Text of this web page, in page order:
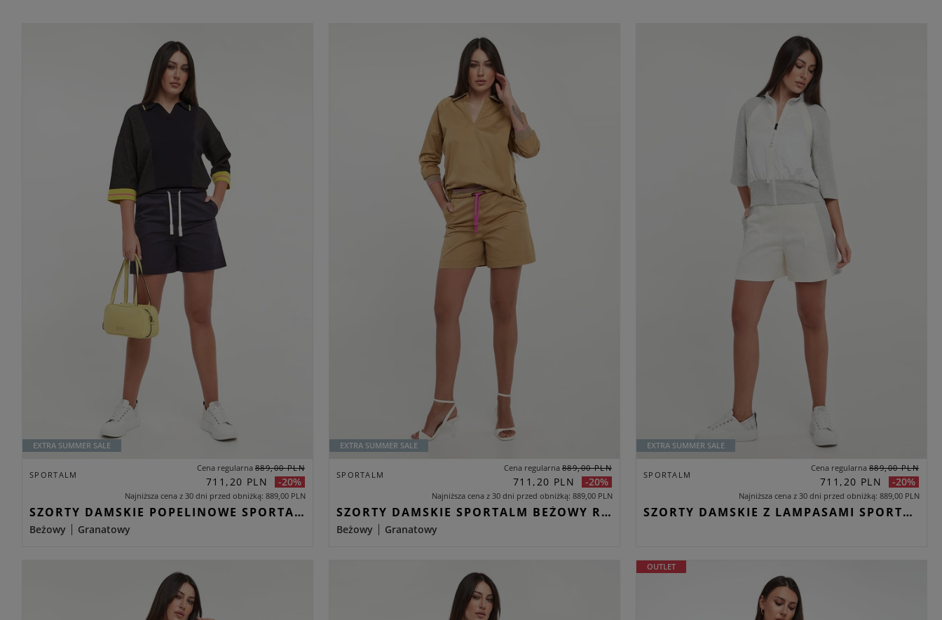
EXTRA SUMMER SALE
SPORTALM
Cena regularna 889,00 PLN
711,20 PLN -20%
Najniższa cena z 30 dni przed obniżką 889,00 PLN
SZORTY DAMSKIE POPELINOWE SPORTALM GRANATOWY REGULAR
Beżowy Granatowy
EXTRA SUMMER SALE
SPORTALM
Cena regularna 889,00 PLN
711,20 PLN -20%
Najniższa cena z 30 dni przed obniżką 889,00 PLN
SZORTY DAMSKIE SPORTALM BEŻOWY REGULAR
Beżowy Granatowy
EXTRA SUMMER SALE
SPORTALM
Cena regularna 889,00 PLN
711,20 PLN -20%
Najniższa cena z 30 dni przed obniżką 889,00 PLN
SZORTY DAMSKIE Z LAMPASAMI SPORTALM ECRU REGULAR
OUTLET